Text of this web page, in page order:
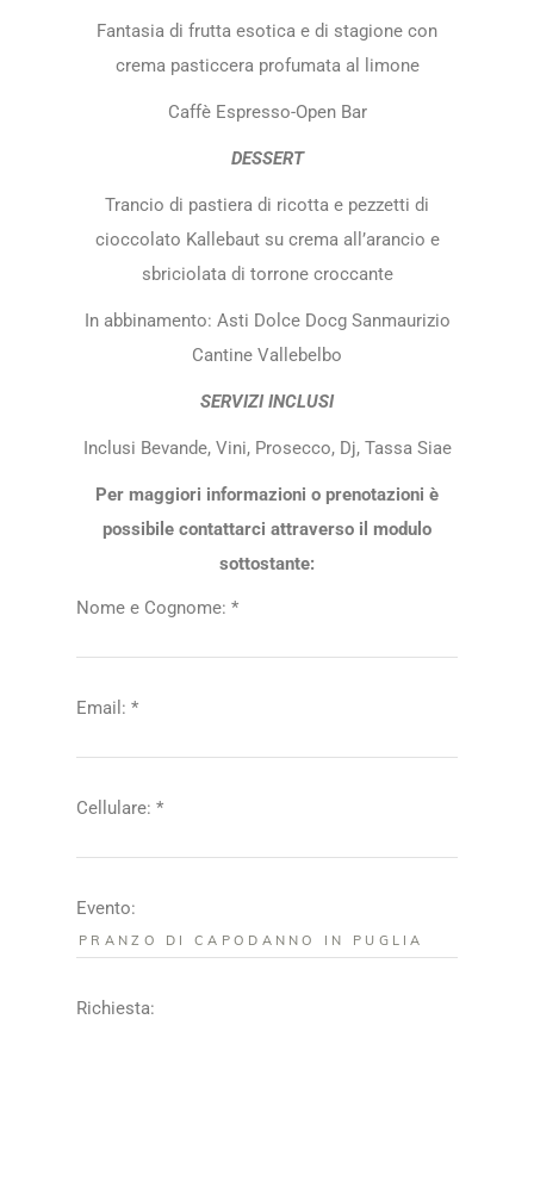
Fantasia di frutta esotica e di stagione con
crema pasticcera profumata al limone
Caffè Espresso-Open Bar
DESSERT
Trancio di pastiera di ricotta e pezzetti di
cioccolato Kallebaut su crema all’arancio e
sbriciolata di torrone croccante
In abbinamento: Asti Dolce Docg Sanmaurizio
Cantine Vallebelbo
SERVIZI INCLUSI
Inclusi Bevande, Vini, Prosecco, Dj, Tassa Siae
Per maggiori informazioni o prenotazioni è
possibile contattarci attraverso il modulo
sottostante:
Nome e Cognome: *
Email: *
Cellulare: *
Evento:
Richiesta: